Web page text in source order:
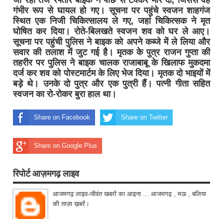
गंभीर रूप से घायल हो गए। सूचना पर पहुंचे स्वजन शाहगंज
स्थित एक निजी चिकित्सालय ले गए, जहां चिकित्सक ने मृत
घोषित कर दिया। रोते-बिलखते स्वजन शव को घर ले आए।
सूचना पर पहुंची पुलिस ने बाइक को अपने कब्जे में ले लिया और
सवार की तलाश में जुट गई है। मृतक के पुत्र राजन गुप्ता की
तहरीर पर पुलिस ने बाइक चालक राजाबाबू के खिलाफ मुकदमा
दर्ज कर शव को पोस्टमार्टम के लिए भेज दिया। मृतक दो भाइयों में
बड़े थे। उनके दो पुत्र और एक पुत्री हैं। पत्नी गीता सहित
स्वजन का रो-रोकर बुरा हाल था।
Share on Facebook Share on Twitter
Share on Google Plus
रिपोर्ट आज़मगढ़ लाइव
आजमगढ़ लाइव-जीवंत खबरों का आइना ... आजमगढ़ , मऊ , बलिया
की ताज़ा ख़बरें।